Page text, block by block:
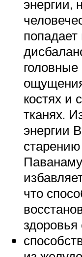
энергии,
попадает
костях и
тканях.
энергии
что
здоровья